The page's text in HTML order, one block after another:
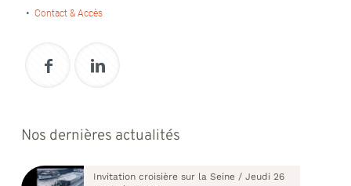
Contact & Accès
Nos dernières actualités
Invitation croisière sur la Seine / Jeudi 26